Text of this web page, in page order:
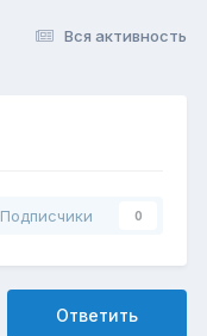
Вся активность
Подписчики 0
Ответить